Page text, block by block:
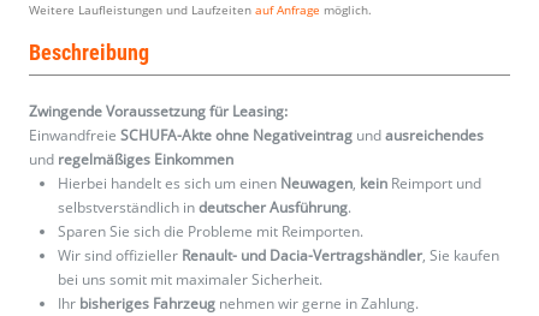
Weitere Laufleistungen und Laufzeiten auf Anfrage möglich.
Beschreibung
Zwingende Voraussetzung für Leasing:
Einwandfreie SCHUFA-Akte ohne Negativeintrag undausreichendes
und regelmäßiges Einkommen
Hierbei handelt es sich um einen Neuwagen, kein Reimport und
selbstverständlich indeutscher Ausführung.
Sparen Sie sich die Probleme mit Reimporten.
Wir sind offizieller Renault- und Dacia-Vertragshändler, Sie kaufen
bei uns somit mit maximaler Sicherheit.
Ihr bisheriges Fahrzeug nehmen wir gerne in Zahlung.